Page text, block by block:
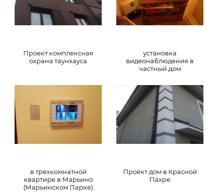
Проект комплексная
охрана таунхауса
установка
видеонаблюдения в
частный дом
в трехкомнатной
квартире в Марьино
(Марьинском Парке)
Проект дом в Красной
Пахре